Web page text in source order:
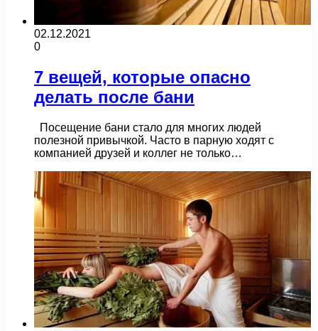
02.12.2021
0
7 вещей, которые опасно
делать после бани
Посещение бани стало для многих людей
полезной привычкой. Часто в парную ходят с
компанией друзей и коллег не только…